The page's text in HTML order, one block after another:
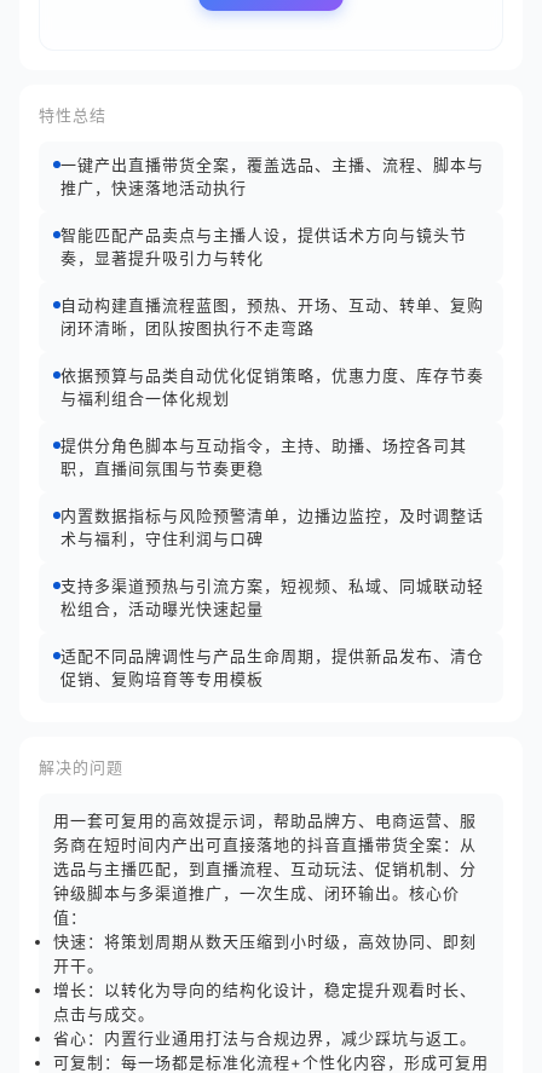
特性总结
一键产出直播带货全案，覆盖选品、主播、流程、脚本与
推广，快速落地活动执行
智能匹配产品卖点与主播人设，提供话术方向与镜头节
奏，显著提升吸引力与转化
自动构建直播流程蓝图，预热、开场、互动、转单、复购
闭环清晰，团队按图执行不走弯路
依据预算与品类自动优化促销策略，优惠力度、库存节奏
与福利组合一体化规划
提供分角色脚本与互动指令，主持、助播、场控各司其
职，直播间氛围与节奏更稳
内置数据指标与风险预警清单，边播边监控，及时调整话
术与福利，守住利润与口碑
支持多渠道预热与引流方案，短视频、私域、同城联动轻
松组合，活动曝光快速起量
适配不同品牌调性与产品生命周期，提供新品发布、清仓
促销、复购培育等专用模板
解决的问题
用一套可复用的高效提示词，帮助品牌方、电商运营、服
务商在短时间内产出可直接落地的抖音直播带货全案：从
选品与主播匹配，到直播流程、互动玩法、促销机制、分
钟级脚本与多渠道推广，一次生成、闭环输出。核心价
值：
快速：将策划周期从数天压缩到小时级，高效协同、即刻
开干。
增长：以转化为导向的结构化设计，稳定提升观看时长、
点击与成交。
省心：内置行业通用打法与合规边界，减少踩坑与返工。
可复制：每一场都是标准化流程+个性化内容，形成可复用